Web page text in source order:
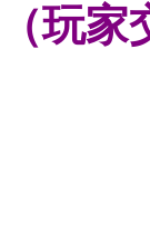
（玩